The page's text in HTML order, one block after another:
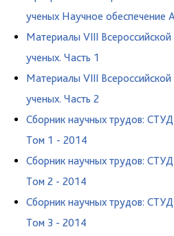
ученых Научное обеспечение
Материалы VIII
ученых. Часть 1
Материалы VIII
ученых. Часть 2
Сборник научных трудов:
Том 1 - 2014
Сборник научных трудов:
Том 2 - 2014
Сборник научных трудов:
Том 3 - 2014